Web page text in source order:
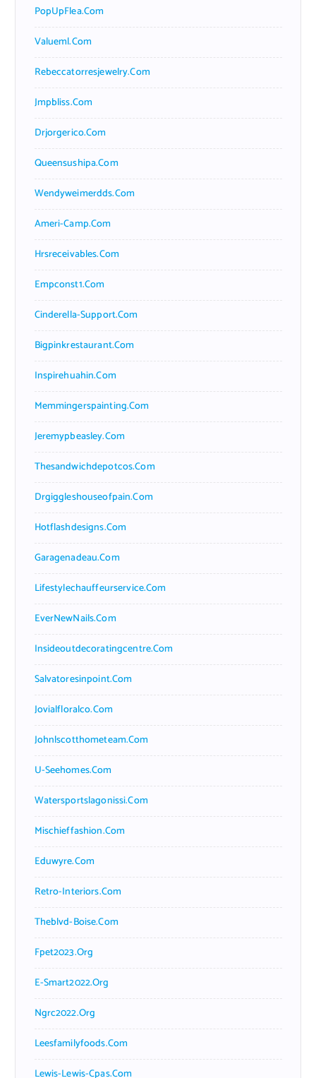
PopUpFlea.com
Valueml.com
Rebeccatorresjewelry.com
Jmpbliss.com
Drjorgerico.com
Queensushipa.com
Wendyweimerdds.com
Ameri-Camp.com
Hrsreceivables.com
Empconst1.com
Cinderella-Support.com
Bigpinkrestaurant.com
Inspirehuahin.com
Memmingerspainting.com
Jeremypbeasley.com
Thesandwichdepotcos.com
Drgiggleshouseofpain.com
Hotflashdesigns.com
Garagenadeau.com
Lifestylechauffeurservice.com
EverNewNails.com
Insideoutdecoratingcentre.com
Salvatoresinpoint.com
Jovialfloralco.com
Johnlscotthometeam.com
U-Seehomes.com
Watersportslagonissi.com
Mischieffashion.com
Eduwyre.com
Retro-Interiors.com
Theblvd-Boise.com
Fpet2023.org
E-Smart2022.org
Ngrc2022.org
Leesfamilyfoods.com
Lewis-Lewis-Cpas.com